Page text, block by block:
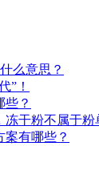
么意思？
”！
些？
干粉不属于粉
有哪些？